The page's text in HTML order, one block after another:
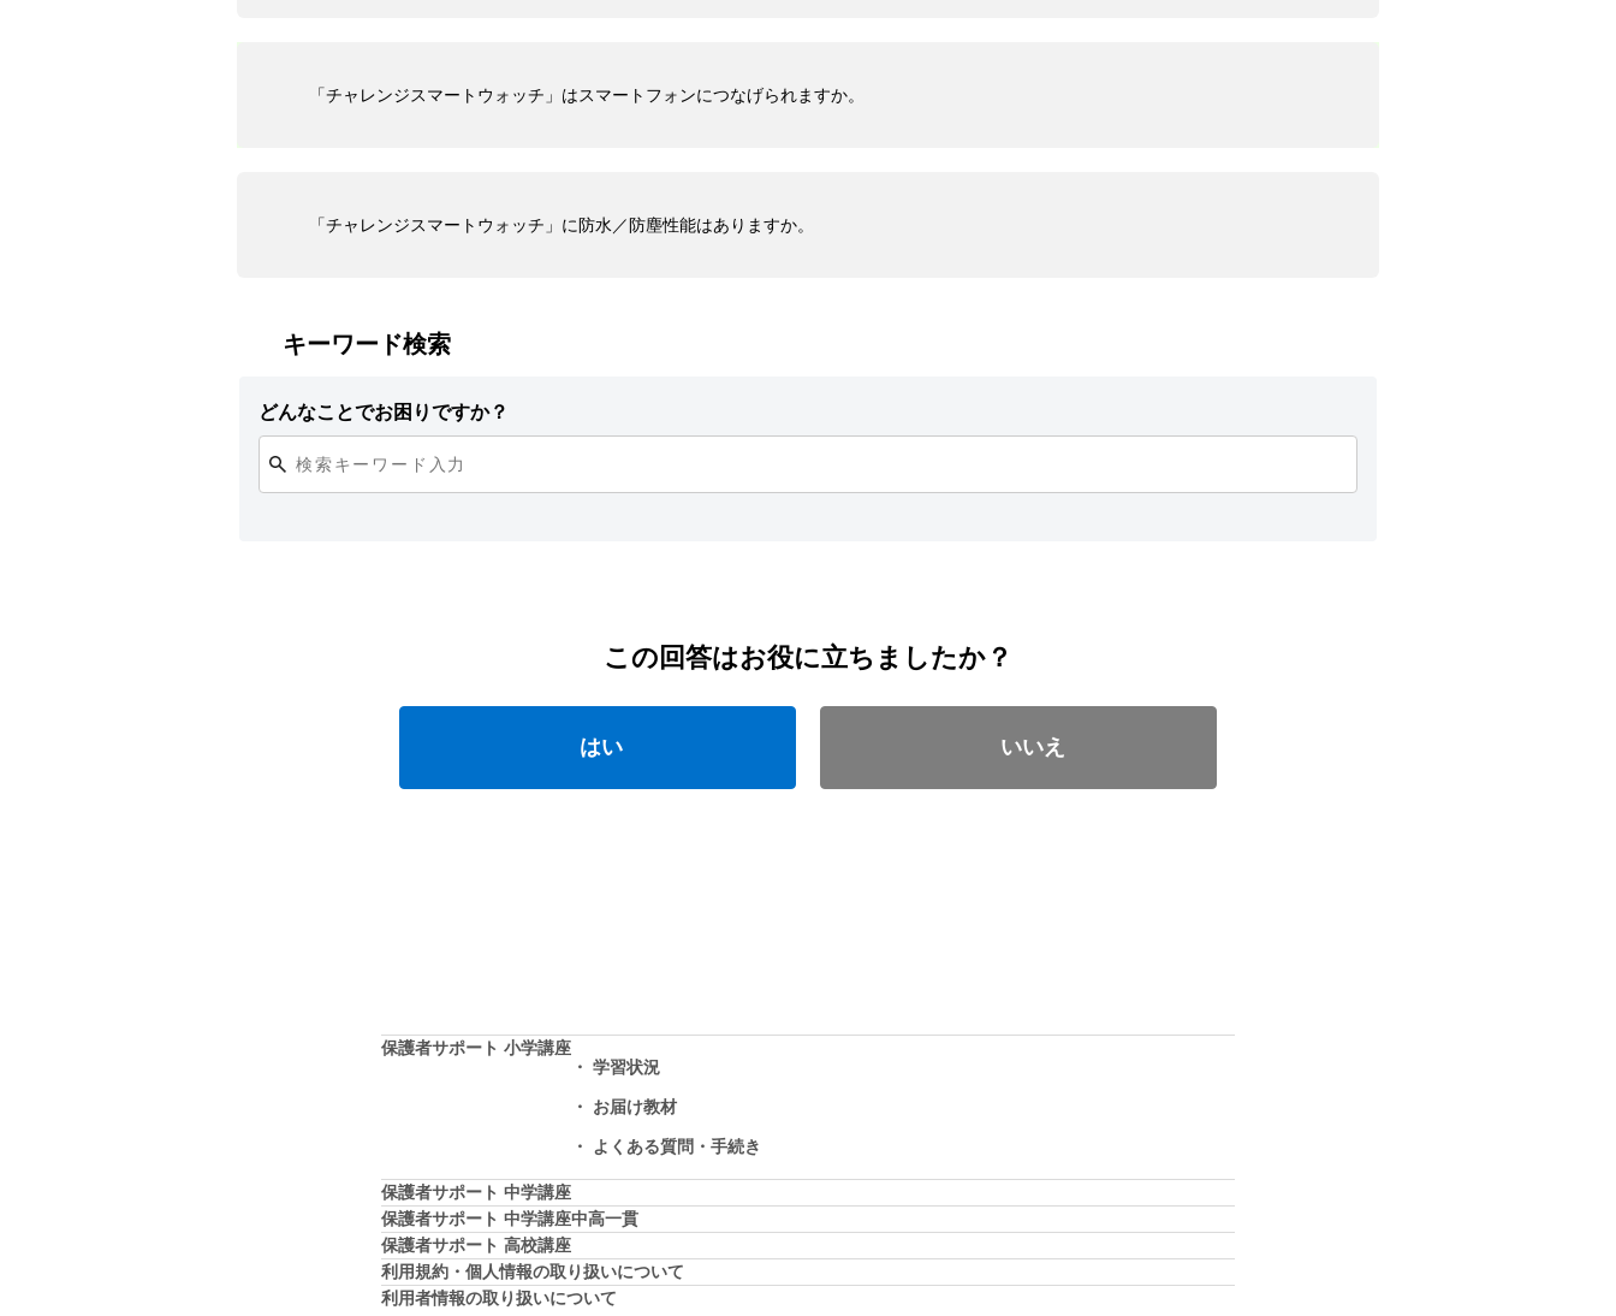
「チャレンジスマートウォッチ」はスマートフォンにつなげられますか。
「チャレンジスマートウォッチ」に防水／防塵性能はありますか。
キーワード検索
どんなことでお困りですか？
この回答はお役に立ちましたか？
はい いいえ
保護者サポート 小学講座
学習状況
お届け教材
よくある質問・手続き
保護者サポート 中学講座
保護者サポート 中学講座中高一貫
保護者サポート 高校講座
利用規約・個人情報の取り扱いについて
利用者情報の取り扱いについて